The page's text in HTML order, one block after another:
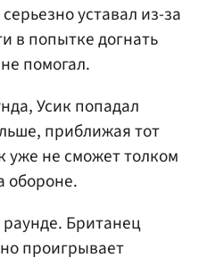
уставал из-за
в попытке догнать
помогал.
Усик попадал
приближая тот
уже не сможет толком
обороне.
Британец
проигрывает